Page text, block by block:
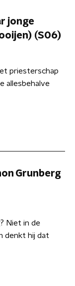
jonge
(S06)
priesterschap
allesbehalve
Grunberg
Niet in de
denkt hij dat